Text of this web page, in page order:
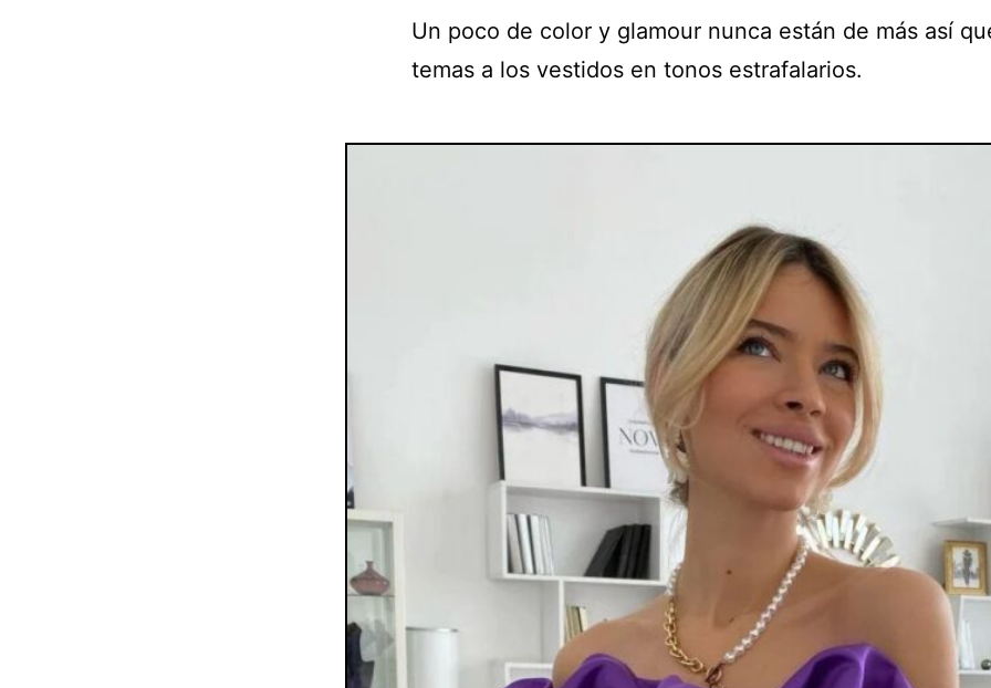
Un poco de color y glamour nunca están de más así
temas a los vestidos en tonos estrafalarios.